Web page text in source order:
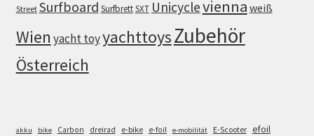
Street Surfboard SurfbrettSXT Unicyclevienna weiß
Wien yacht toyyachttoysZubehör
Österreich
akku bike Carbon dreirad e-bike e-foil e-mobilität E-Scooter efoil